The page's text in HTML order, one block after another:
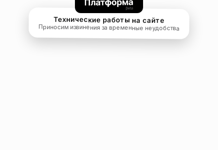
Технические работы на сайте
Приносим извинения за временные неудобства